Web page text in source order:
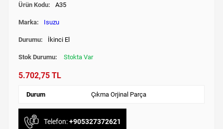
Ürün Kodu: A35
Marka: Isuzu
Durumu: İkinci El
Stok Durumu: Stokta Var
5.702,75 TL
Durum Çıkma Orjinal Parça
Telefon:+905327372621